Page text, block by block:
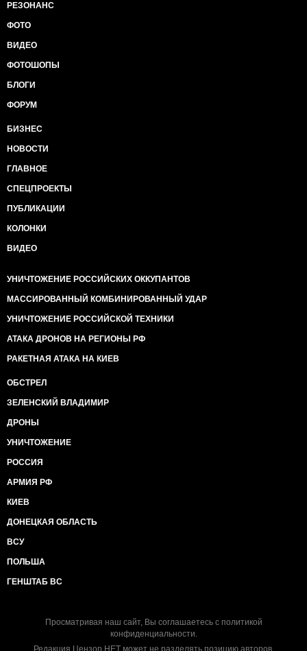
РЕЗОНАНС
ФОТО
ВИДЕО
ФОТОШОПЫ
БЛОГИ
ФОРУМ
БИЗНЕС
НОВОСТИ
ГЛАВНОЕ
СПЕЦПРОЕКТЫ
ПУБЛИКАЦИИ
КОЛОНКИ
ВИДЕО
УНИЧТОЖЕНИЕ РОССИЙСКИХ ОККУПАНТОВ
МАССИРОВАННЫЙ КОМБИНИРОВАННЫЙ УДАР
УНИЧТОЖЕНИЕ РОССИЙСКОЙ ТЕХНИКИ
АТАКА ДРОНОВ НА РЕГИОНЫ РФ
РАКЕТНАЯ АТАКА НА КИЕВ
ОБСТРЕЛ
ЗЕЛЕНСКИЙ ВЛАДИМИР
ДРОНЫ
УНИЧТОЖЕНИЕ
РОССИЯ
АРМИЯ РФ
КИЕВ
ДОНЕЦКАЯ ОБЛАСТЬ
ВСУ
ПОЛЬША
ГЕНШТАБ ВС
Просматривая наш сайт, Вы соглашаетесь с политикой
конфиденциальности.
Редакция Цензор.НЕТ может не разделять позицию авторов.